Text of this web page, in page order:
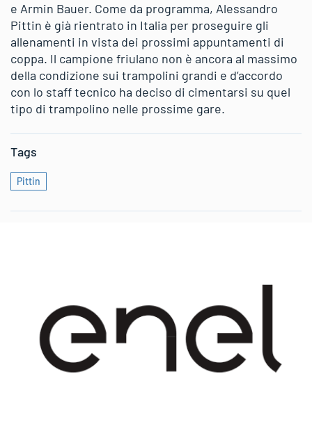
e Armin Bauer. Come da programma, Alessandro
Pittin è già rientrato in Italia per proseguire gli
allenamenti in vista dei prossimi appuntamenti di
coppa. Il campione friulano non è ancora al massimo
della condizione sui trampolini grandi e d’accordo
con lo staff tecnico ha deciso di cimentarsi su quel
tipo di trampolino nelle prossime gare.
Tags
Pittin